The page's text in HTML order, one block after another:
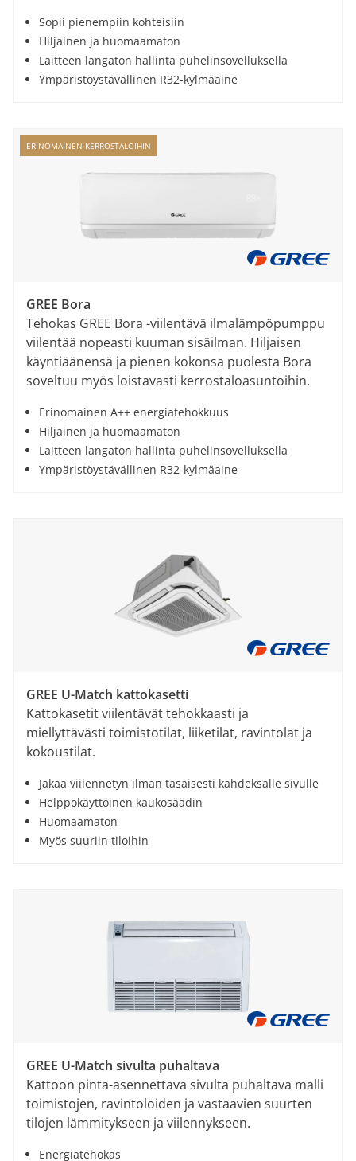
Sopii pienempiin kohteisiin
Hiljainen ja huomaamaton
Laitteen langaton hallinta puhelinsovelluksella
Ympäristöystävällinen R32-kylmäaine
ERINOMAINEN KERROSTALOIHIN
GREE Bora
Tehokas GREE Bora -viilentävä ilmalämpöpumppu
viilentää nopeasti kuuman sisäilman. Hiljaisen
käyntiäänensä ja pienen kokonsa puolesta Bora
soveltuu myös loistavasti kerrostaloasuntoihin.
Erinomainen A++ energiatehokkuus
Hiljainen ja huomaamaton
Laitteen langaton hallinta puhelinsovelluksella
Ympäristöystävällinen R32-kylmäaine
GREE U-Match kattokasetti
Kattokasetit viilentävät tehokkaasti ja
miellyttävästi toimistotilat, liiketilat, ravintolat ja
kokoustilat.
Jakaa viilennetyn ilman tasaisesti kahdeksalle sivulle
Helppokäyttöinen kaukosäädin
Huomaamaton
Myös suuriin tiloihin
GREE U-Match sivulta puhaltava
Kattoon pinta-asennettava sivulta puhaltava malli
toimistojen, ravintoloiden ja vastaavien suurten
tilojen lämmitykseen ja viilennykseen.
Energiatehokas